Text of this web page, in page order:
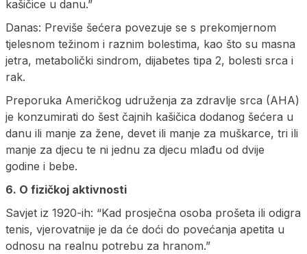
kašičice u danu.”
Danas: Previše šećera povezuje se s prekomjernom
tjelesnom težinom i raznim bolestima, kao što su masna
jetra, metabolički sindrom, dijabetes tipa 2, bolesti srca i
rak.
Preporuka Američkog udruženja za zdravlje srca (AHA)
je konzumirati do šest čajnih kašičica dodanog šećera u
danu ili manje za žene, devet ili manje za muškarce, tri ili
manje za djecu te ni jednu za djecu mlađu od dvije
godine i bebe.
6. O fizičkoj aktivnosti
Savjet iz 1920-ih: “Kad prosječna osoba prošeta ili odigra
tenis, vjerovatnije je da će doći do povećanja apetita u
odnosu na realnu potrebu za hranom.”